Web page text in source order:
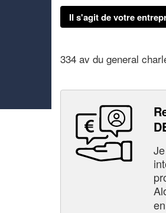
Il s'agit de votre
334 av du general